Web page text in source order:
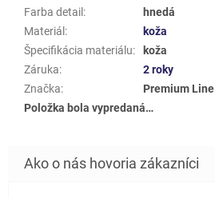
Farba detail :
hnedá
Materiál :
koža
Špecifikácia materiálu:
koža
Záruka:
2 roky
Značka:
Premium Line
Položka bola vypredaná…